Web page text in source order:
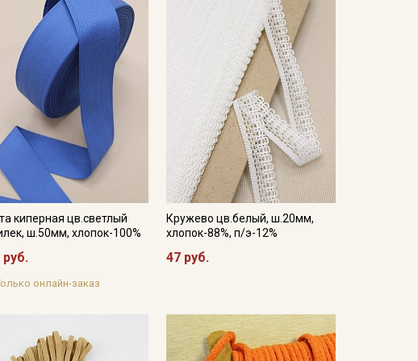
киперная цв.светлый
ш.50мм, хлопок-100%
руб.
онлайн-заказ
Кружево цв.белый, ш.20мм,
хлопок-88%, п/э-12%
47 руб.